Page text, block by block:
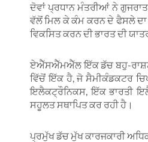
ਦੋਵਾਂ ਪ੍ਰਧਾਨ ਮੰਤਰੀਆਂ ਨੇ
ਵੱਲੋਂ ਮਿਲ ਕੇ ਕੰਮ ਕਰਨ ਦੇ ਫੈਸਲੇ
ਵਿਕਸਿਤ ਕਰਨ ਦੀ ਭਾਰਤ ਦੀ
ਏਐੱਸਐੱਮਐੱਲ ਇੱਕ ਡੱਚ ਬਹੁ-
ਵਿੱਚੋਂ ਇੱਕ ਹੈ, ਜੋ ਸੈਮੀਕੰਡਕਟਰ
ਇਲੈਕਟ੍ਰੌਨਿਕਸ, ਇੱਕ ਭਾਰਤੀ
ਸਹੂਲਤ ਸਥਾਪਿਤ ਕਰ ਰਹੀ ਹੈ।
ਪ੍ਰਮੁੱਖ ਡੱਚ ਮੁੱਖ ਕਾਰਜਕਾਰੀ